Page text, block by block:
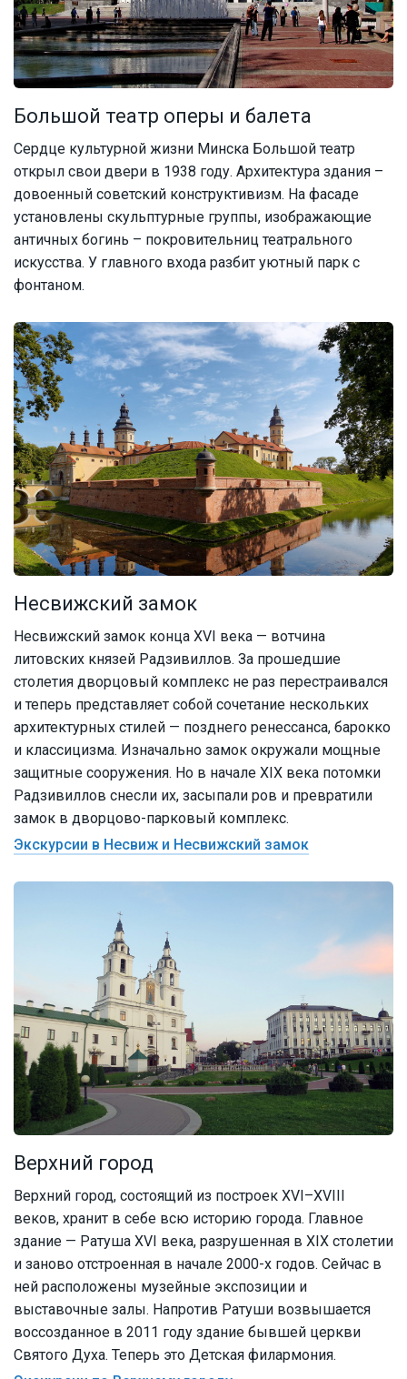
Большой театр оперы и балета
Сердце культурной жизни Минска Большой театр
открыл свои двери в 1938 году. Архитектура здания –
довоенный советский конструктивизм. На фасаде
установлены скульптурные группы, изображающие
античных богинь – покровительниц театрального
искусства. У главного входа разбит уютный парк с
фонтаном.
Несвижский замок
Несвижский замок конца XVI века — вотчина
литовских князей Радзивиллов. За прошедшие
столетия дворцовый комплекс не раз перестраивался
и теперь представляет собой сочетание нескольких
архитектурных стилей — позднего ренессанса, барокко
и классицизма. Изначально замок окружали мощные
защитные сооружения. Но в начале XIX века потомки
Радзивиллов снесли их, засыпали ров и превратили
замок в дворцово-парковый комплекс.
Экскурсии в Несвиж и Несвижский замок
Верхний город
Верхний город, состоящий из построек XVI–XVIII
веков, хранит в себе всю историю города. Главное
здание — Ратуша XVI века, разрушенная в XIX столетии
и заново отстроенная в начале 2000-х годов. Сейчас в
ней расположены музейные экспозиции и
выставочные залы. Напротив Ратуши возвышается
воссозданное в 2011 году здание бывшей церкви
Святого Духа. Теперь это Детская филармония.